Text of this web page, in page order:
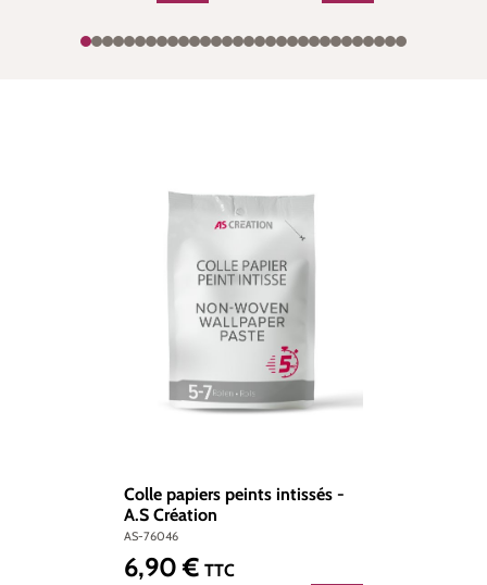
Colle papiers peints intissés -
A.S Création
AS-76046
Prix régulier :
6,90 € TTC